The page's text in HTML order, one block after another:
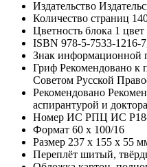
Издательство
Количество страниц
Цветность блока 1
ISBN 978-5-7533-1216-
Знак информационной
Гриф Рекомендовано к
Советом Русской
Рекомендовано
аспирантурой и
Номер ИС РПЦ ИС
Формат 60 х 100/16
Размер 237 х 155 х 55
Переплёт шитый,